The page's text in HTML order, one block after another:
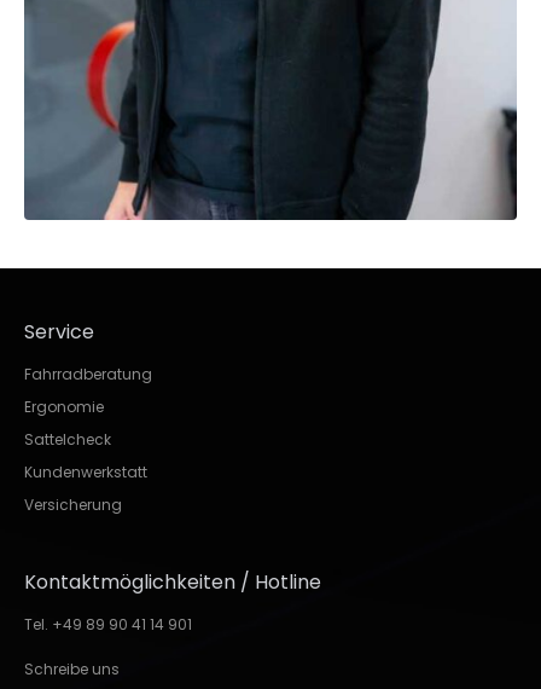
Service
Fahrradberatung
Ergonomie
Sattelcheck
Kundenwerkstatt
Versicherung
Kontaktmöglichkeiten / Hotline
Tel. +49 89 90 41 14 901
Schreibe uns